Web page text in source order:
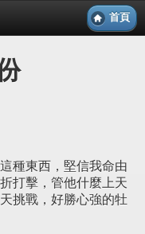
首頁
種東西，堅信我命由
打擊，管他什麼上天
挑戰，好勝心強的牡